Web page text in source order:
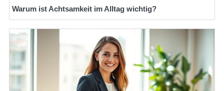
Warum ist Achtsamkeit im Alltag wichtig?